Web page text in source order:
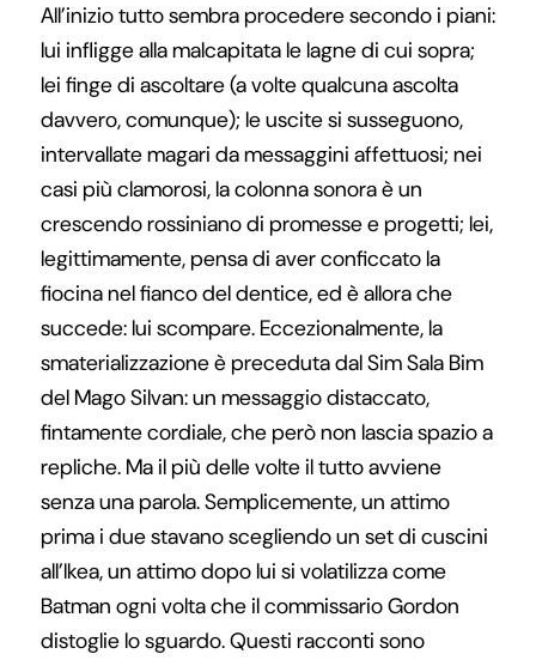
All’inizio tutto sembra procedere secondo i piani:
lui infligge alla malcapitata le lagne di cui sopra;
lei finge di ascoltare (a volte qualcuna ascolta
davvero, comunque); le uscite si susseguono,
intervallate magari da messaggini affettuosi; nei
casi più clamorosi, la colonna sonora è un
crescendo rossiniano di promesse e progetti; lei,
legittimamente, pensa di aver conficcato la
fiocina nel fianco del dentice, ed è allora che
succede: lui scompare. Eccezionalmente, la
smaterializzazione è preceduta dal Sim Sala Bim
del Mago Silvan: un messaggio distaccato,
fintamente cordiale, che però non lascia spazio a
repliche. Ma il più delle volte il tutto avviene
senza una parola. Semplicemente, un attimo
prima i due stavano scegliendo un set di cuscini
all’Ikea, un attimo dopo lui si volatilizza come
Batman ogni volta che il commissario Gordon
distoglie lo sguardo. Questi racconti sono